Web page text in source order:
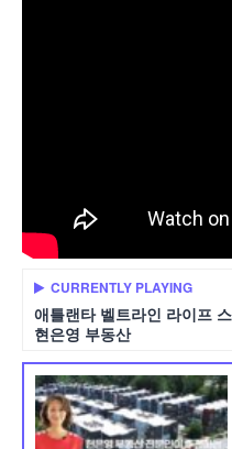
CURRENTLY PLAYING
애틀랜타 벨트라인 라이프
현은영 부동산